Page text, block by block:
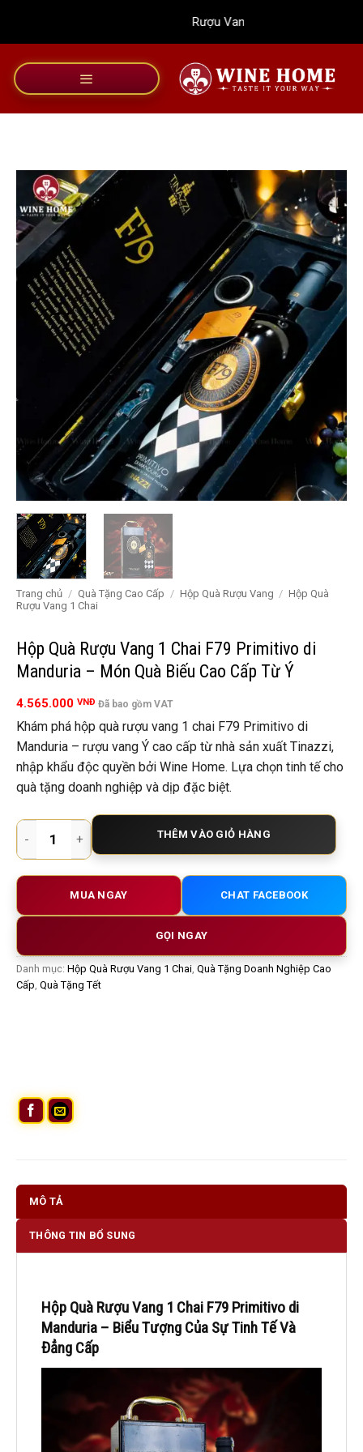
dung
Rượu Vang Wine Home
Trang chủ / Quà Tặng Cao Cấp / Hộp Quà Rượu Vang / Hộp Quà
Rượu Vang 1 Chai
Hộp Quà Rượu Vang 1 Chai F79 Primitivo di
Manduria – Món Quà Biếu Cao Cấp Từ Ý
4.565.000 VNĐ Đã bao gồm VAT
Khám phá hộp quà rượu vang 1 chai F79 Primitivo di
Manduria – rượu vang Ý cao cấp từ nhà sản xuất Tinazzi,
nhập khẩu độc quyền bởi Wine Home. Lựa chọn tinh tế cho
quà tặng doanh nghiệp và dịp đặc biệt.
Hộp Quà Rượu Vang 1 Chai F79 Primitivo di Manduria – Món
THÊM VÀO GIỎ HÀNG
MUA NGAY CHAT FACEBOOK
GỌI NGAY
Danh mục: Hộp Quà Rượu Vang 1 Chai Quà Tặng Doanh Nghiệp Cao
Cấp Quà Tặng Tết
MÔ TẢ
THÔNG TIN BỔ SUNG
Hộp Quà Rượu Vang 1 Chai F79 Primitivo di
Manduria – Biểu Tượng Của Sự Tinh Tế Và
Đẳng Cấp